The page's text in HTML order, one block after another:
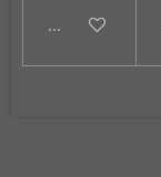
Deaktiviert